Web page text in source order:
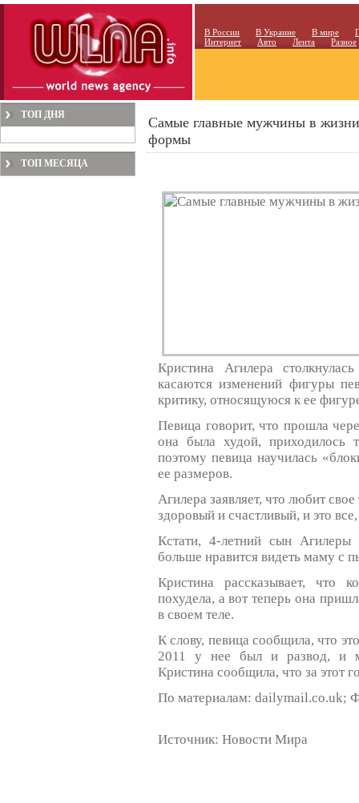
В России В Украине В мире
Интернет
Авто Лента Разное
ТОП ДНЯ
ТОП МЕСЯЦА
Самые главные мужчины в
формы
Кристина Агилера
касаются изменений фигуры
критику, относящуюся к ее
Певица говорит, что прошла
она была худой, приходилось
поэтому певица научилась
ее размеров.
Агилера заявляет, что любит
здоровый и счастливый, и это
Кстати, 4-летний сын
больше нравится видеть маму с
Кристина рассказывает, что
похудела, а вот теперь она
в своем теле.
К слову, певица сообщила, что
2011 у нее был и развод, и
Кристина сообщила, что за этот
По материалам: dailymail.co.uk;
Источник: Новости Мира